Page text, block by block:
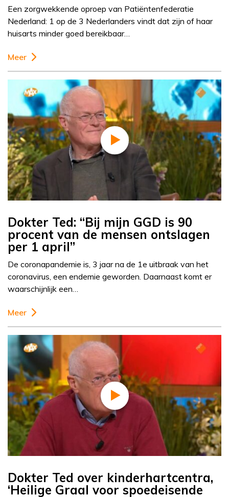
Een zorgwekkende oproep van Patiëntenfederatie
Nederland: 1 op de 3 Nederlanders vindt dat zijn of haar
huisarts minder goed bereikbaar…
Meer
Dokter Ted: “Bij mijn GGD is 90
procent van de mensen ontslagen
per 1 april”
De coronapandemie is, 3 jaar na de 1e uitbraak van het
coronavirus, een endemie geworden. Daarnaast komt er
waarschijnlijk een…
Meer
Dokter Ted over kinderhartcentra,
‘Heilige Graal voor spoedeisende